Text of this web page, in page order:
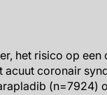
het risico op
coronair
(n=7924)